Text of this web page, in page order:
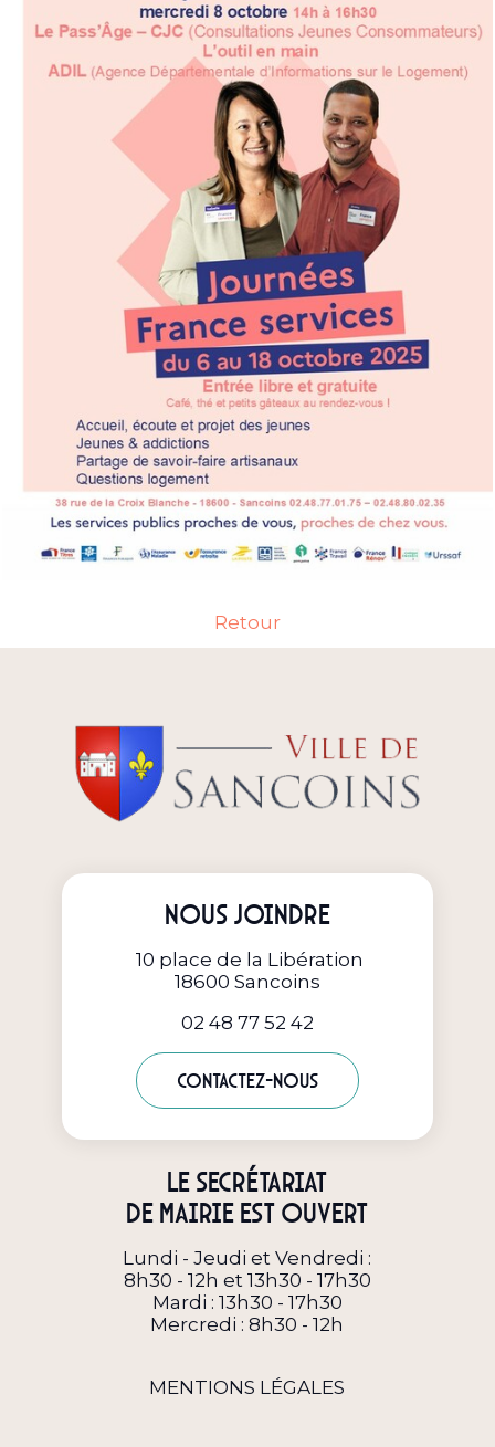
Retour
Nous joindre
10 place de la Libération
18600 Sancoins
02 48 77 52 42
Contactez-nous
Le secrétariat
de Mairie est ouvert
Lundi - Jeudi et Vendredi :
8h30 - 12h et 13h30 - 17h30
Mardi : 13h30 - 17h30
Mercredi : 8h30 - 12h
MENTIONS LÉGALES